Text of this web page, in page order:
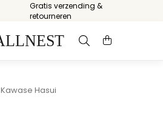
Gratis verzending &
retourneren
Kawase Hasui